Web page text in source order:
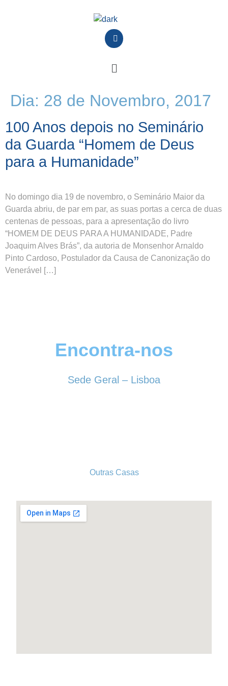
Dia: 28 de Novembro, 2017
100 Anos depois no Seminário
da Guarda “Homem de Deus
para a Humanidade”
No domingo dia 19 de novembro, o Seminário Maior da
Guarda abriu, de par em par, as suas portas a cerca de duas
centenas de pessoas, para a apresentação do livro
“HOMEM DE DEUS PARA A HUMANIDADE, Padre
Joaquim Alves Brás”, da autoria de Monsenhor Arnaldo
Pinto Cardoso, Postulador da Causa de Canonização do
Venerável […]
Encontra-nos
Sede Geral – Lisboa
Outras Casas